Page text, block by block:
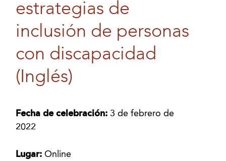
estrategias de
inclusión de personas
con discapacidad
(Inglés)
Fecha de celebración:3 de febrero de
2022
Lugar:Online